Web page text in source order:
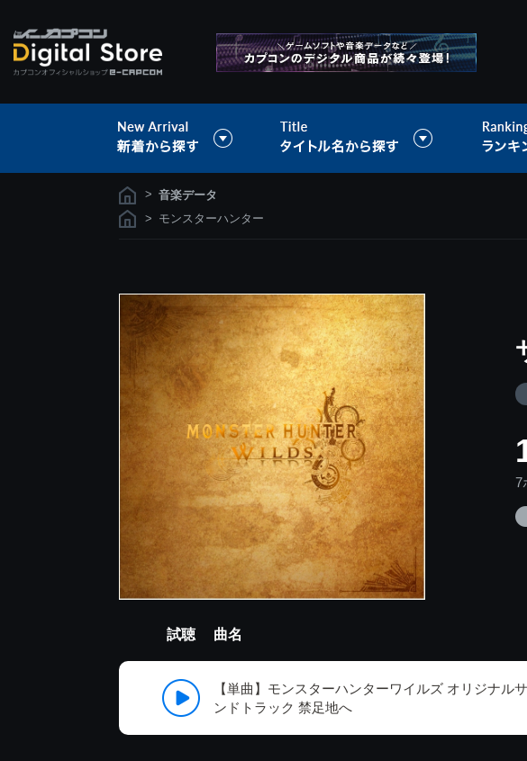
> 音楽データ
> モンスターハンター
7
試聴 曲名
【単曲】モンスターハンターワイルズ オリジナル
ンドトラック 禁足地へ